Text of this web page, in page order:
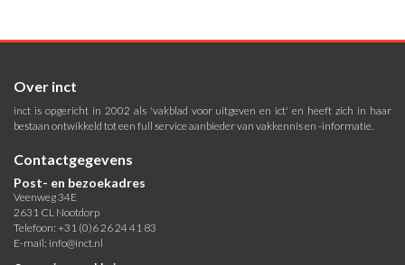
Over inct
inct is opgericht in 2002 als 'vakblad voor uitgeven en ict' en heeft zich in haar
bestaan ontwikkeld tot een full service aanbieder van vakkennis en -informatie.
Contactgegevens
Post- en bezoekadres
Veenweg 34E
2631 CL Nootdorp
Telefoon: +31 (0)6 26 24 41 83
E-mail: info@inct.nl